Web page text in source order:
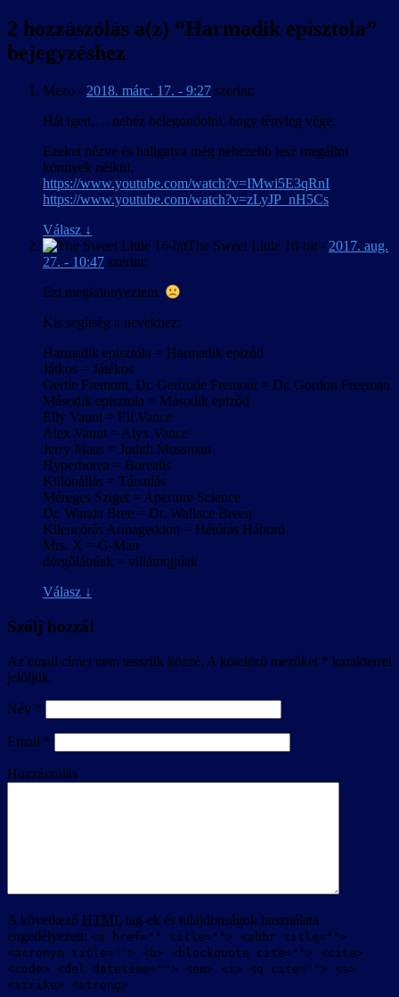
2 hozzászólás a(z) “Harmadik episztola”
bejegyzéshez
Mezo - 2018. márc. 17. - 9:27 szerint:
Hát igen…. nehéz belegondolni, hogy tényleg vége.
Ezeket nézve és hallgatva még nehezebb lesz megállni
könnyek nélkül.
https://www.youtube.com/watch?v=IMwi5E3qRnI
https://www.youtube.com/watch?v=zLyJP_nH5Cs
Válasz ↓
The Sweet Little 16-bit - 2017. aug.
27. - 10:47 szerint:
Ezt megkönnyeztem.
Kis segítség a nevekhez:
Harmadik episztola = Harmadik epizód
Játkos = Játékos
Gertie Fremont, Dr. Gertrude Fremont = Dr. Gordon Freeman
Második episztola = Második epizód
Elly Vaunt = Eli Vance
Alex Vaunt = Alyx Vance
Jerry Maas = Judith Mossman
Hyperborea = Borealis
Különállás = Társulás
Méreges Sziget = Aperture Science
Dr. Wanda Bree = Dr. Wallace Breen
Kilencórás Armageddon = Hétórás Háború
Mrs. X = G-Man
dörgőlábúak = villámujjúak
Válasz ↓
Szólj hozzá!
Az email címet nem tesszük közzé. A kötelező mezőket * karakterrel
jelöljük.
Név *
Email *
Hozzászólás
A következő HTML tag-ek és tulajdonságok használata
engedélyezett: <a href="" title=""> <abbr title="">
<acronym title=""> <b> <blockquote cite=""> <cite>
<code> <del datetime=""> <em> <i> <q cite=""> <s>
<strike> <strong>